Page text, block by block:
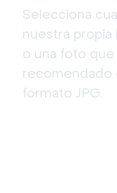
Selecciona
nuestra
o una foto
recomendado
formato JPG.